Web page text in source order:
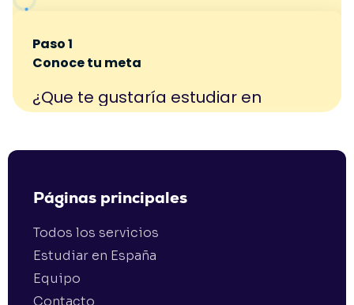
Páginas principales
Todos los servicios
Estudiar en España
Equipo